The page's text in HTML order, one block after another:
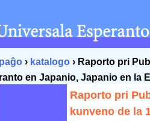
› katalogo › Raporto pri
en Japanio, Japanio en la
Raporto pri
kunveno de la